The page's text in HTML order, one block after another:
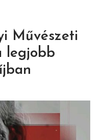
Művészeti
legjobb